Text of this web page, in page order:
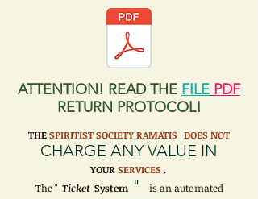
ATTENTION! READ THE FILE PDF
RETURN PROTOCOL!
THESPIRITIST SOCIETY RAMATIS DOES NOT
CHARGE ANY VALUE IN
YOUR SERVICES.
The " Ticket System"
is an automated